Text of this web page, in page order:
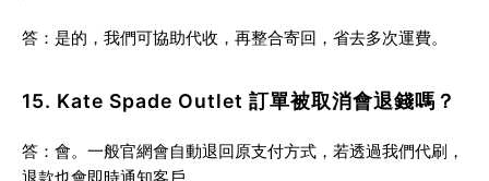
答：是的，我們可協助代收，再整合寄回， 省去多次運費。
15. Kate Spade Outlet 訂單被取消會退錢嗎？
答：會。一般官網會自動退回原支付方式，若透過我們代刷，